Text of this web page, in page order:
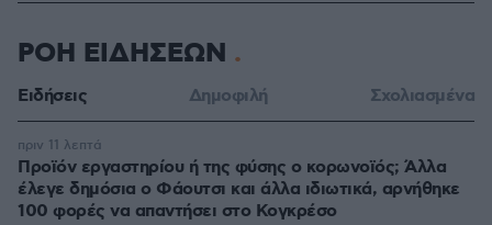
ΡΟΗ ΕΙΔΗΣΕΩΝ
Ειδήσεις Δημοφιλή Σχολιασμένα
Προϊόν εργαστηρίου ή της φύσης ο κορωνοϊός; Άλλα
έλεγε δημόσια ο Φάουτσι και άλλα ιδιωτικά, αρνήθηκε
100 φορές να απαντήσει στο Κογκρέσο
πριν 11 λεπτά